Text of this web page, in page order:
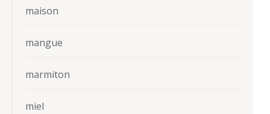
maison
mangue
marmiton
miel